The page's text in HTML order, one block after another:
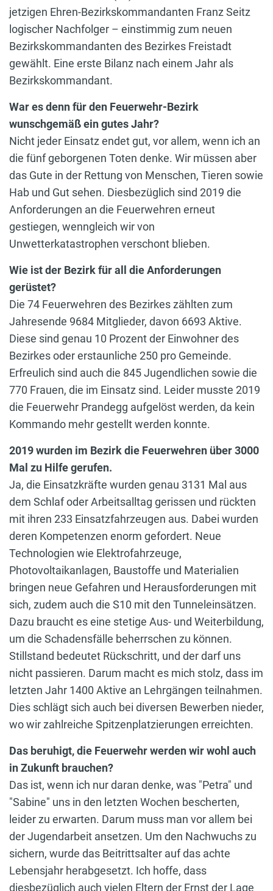
jetzigen Ehren-Bezirkskommandanten Franz Seitz
logischer Nachfolger – einstimmig zum neuen
Bezirkskommandanten des Bezirkes Freistadt
gewählt. Eine erste Bilanz nach einem Jahr als
Bezirkskommandant.
War es denn für den Feuerwehr-Bezirk
wunschgemäß ein gutes Jahr?
Nicht jeder Einsatz endet gut, vor allem, wenn ich an
die fünf geborgenen Toten denke. Wir müssen aber
das Gute in der Rettung von Menschen, Tieren sowie
Hab und Gut sehen. Diesbezüglich sind 2019 die
Anforderungen an die Feuerwehren erneut
gestiegen, wenngleich wir von
Unwetterkatastrophen verschont blieben.
Wie ist der Bezirk für all die Anforderungen
gerüstet?
Die 74 Feuerwehren des Bezirkes zählten zum
Jahresende 9684 Mitglieder, davon 6693 Aktive.
Diese sind genau 10 Prozent der Einwohner des
Bezirkes oder erstaunliche 250 pro Gemeinde.
Erfreulich sind auch die 845 Jugendlichen sowie die
770 Frauen, die im Einsatz sind. Leider musste 2019
die Feuerwehr Prandegg aufgelöst werden, da kein
Kommando mehr gestellt werden konnte.
2019 wurden im Bezirk die Feuerwehren über 3000
Mal zu Hilfe gerufen.
Ja, die Einsatzkräfte wurden genau 3131 Mal aus
dem Schlaf oder Arbeitsalltag gerissen und rückten
mit ihren 233 Einsatzfahrzeugen aus. Dabei wurden
deren Kompetenzen enorm gefordert. Neue
Technologien wie Elektrofahrzeuge,
Photovoltaikanlagen, Baustoffe und Materialien
bringen neue Gefahren und Herausforderungen mit
sich, zudem auch die S10 mit den Tunneleinsätzen.
Dazu braucht es eine stetige Aus- und Weiterbildung,
um die Schadensfälle beherrschen zu können.
Stillstand bedeutet Rückschritt, und der darf uns
nicht passieren. Darum macht es mich stolz, dass im
letzten Jahr 1400 Aktive an Lehrgängen teilnahmen.
Dies schlägt sich auch bei diversen Bewerben nieder,
wo wir zahlreiche Spitzenplatzierungen erreichten.
Das beruhigt, die Feuerwehr werden wir wohl auch
in Zukunft brauchen?
Das ist, wenn ich nur daran denke, was "Petra" und
"Sabine" uns in den letzten Wochen bescherten,
leider zu erwarten. Darum muss man vor allem bei
der Jugendarbeit ansetzen. Um den Nachwuchs zu
sichern, wurde das Beitrittsalter auf das achte
Lebensjahr herabgesetzt. Ich hoffe, dass
diesbezüglich auch vielen Eltern der Ernst der Lage